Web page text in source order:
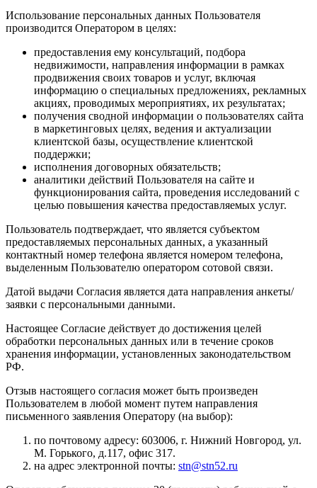
Использование персональных данных Пользователя
производится Оператором в целях:
предоставления ему консультаций, подбора
недвижимости, направления информации в рамках
продвижения своих товаров и услуг, включая
информацию о специальных предложениях, рекламных
акциях, проводимых мероприятиях, их результатах;
получения сводной информации о пользователях сайта
в маркетинговых целях, ведения и актуализации
клиентской базы, осуществление клиентской
поддержки;
исполнения договорных обязательств;
аналитики действий Пользователя на сайте и
функционирования сайта, проведения исследований с
целью повышения качества предоставляемых услуг.
Пользователь подтверждает, что является субъектом
предоставляемых персональных данных, а указанный
контактный номер телефона является номером телефона,
выделенным Пользователю оператором сотовой связи.
Датой выдачи Согласия является дата направления анкеты/
заявки с персональными данными.
Настоящее Согласие действует до достижения целей
обработки персональных данных или в течение сроков
хранения информации, установленных законодательством
РФ.
Отзыв настоящего согласия может быть произведен
Пользователем в любой момент путем направления
письменного заявления Оператору (на выбор):
по почтовому адресу: 603006, г. Нижний Новгород, ул.
М. Горького, д.117, офис 317.
на адрес электронной почты: stn@stn52.ru